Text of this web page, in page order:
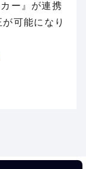
ー』が連携
可能になり